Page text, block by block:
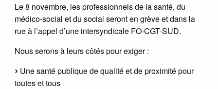
Le 8 novembre, les professionnels de la santé, du
médico-social et du social seront en grève et dans la
rue à l’appel d’une intersyndicale FO-CGT-SUD.
Nous serons à leurs côtés pour exiger :
Une santé publique de qualité et de proximité pour
toutes et tous